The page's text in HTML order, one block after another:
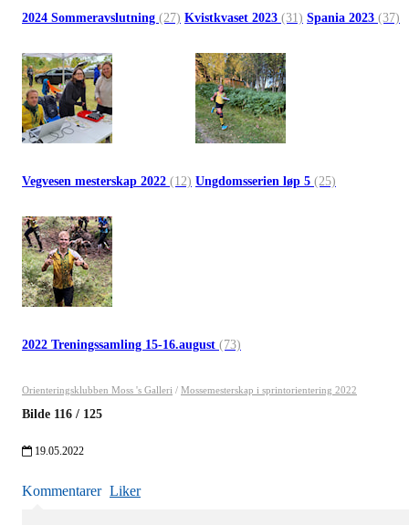
2024 Sommeravslutning (27) Kvistkvaset 2023 (31) Spania 2023 (37)
Vegvesen mesterskap 2022 (12) Ungdomsserien løp 5 (25)
2022 Treningssamling 15-16.august (73)
Orienteringsklubben Moss 's Galleri / Mossemesterskap i sprintorientering 2022
Bilde 116 / 125
19.05.2022
Kommentarer Liker